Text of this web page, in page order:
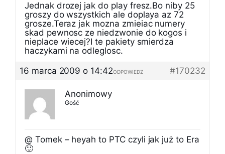
Jednak drozej jak do play fresz.Bo niby 25
groszy do wszystkich ale doplaya az 72
grosze.Teraz jak mozna zmieiac numery
skad pewnosc ze niedzwonie do kogos i
nieplace wiecej?I te pakiety smierdza
haczykami na odleglosc.
16 marca 2009 o 14:42
#170232
ODPOWIEDZ
Anonimowy
Gość
@ Tomek – heyah to PTC czyli jak już to Era
🙂